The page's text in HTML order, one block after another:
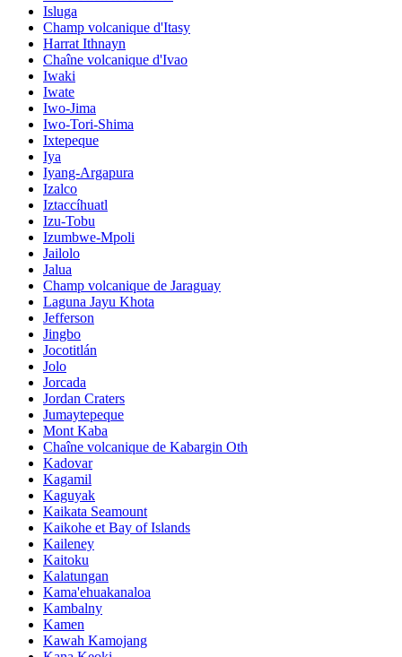
Isluga
Champ volcanique d'Itasy
Harrat Ithnayn
Chaîne volcanique d'Ivao
Iwaki
Iwate
Iwo-Jima
Iwo-Tori-Shima
Ixtepeque
Iya
Iyang-Argapura
Izalco
Iztaccíhuatl
Izu-Tobu
Izumbwe-Mpoli
Jailolo
Jalua
Champ volcanique de Jaraguay
Laguna Jayu Khota
Jefferson
Jingbo
Jocotitlán
Jolo
Jorcada
Jordan Craters
Jumaytepeque
Mont Kaba
Chaîne volcanique de Kabargin Oth
Kadovar
Kagamil
Kaguyak
Kaikata Seamount
Kaikohe et Bay of Islands
Kaileney
Kaitoku
Kalatungan
Kama'ehuakanaloa
Kambalny
Kamen
Kawah Kamojang